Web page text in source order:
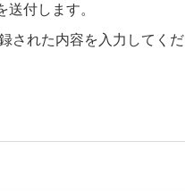
付します。
された内容を入力してくだ